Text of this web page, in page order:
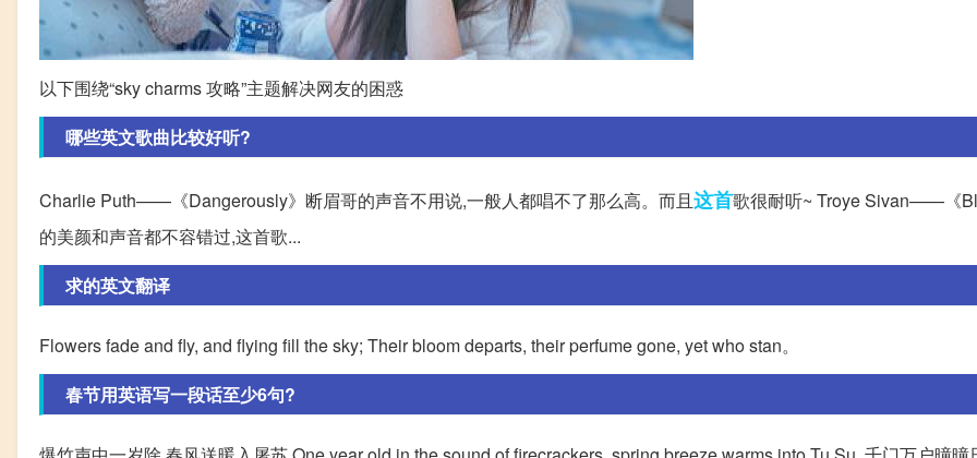
以下围绕“sky charms 攻略”主题解决网友的困惑
哪些英文歌曲比较好听?
Charlie Puth——《Dangerously》断眉哥的声音不用说,一般人都唱不了那么高。而且这首歌很耐听~ Troye Sivan——《
的美颜和声音都不容错过,这首歌...
求的英文翻译
Flowers fade and fly, and flying fill the sky; Their bloom departs, their perfume gone, yet who stan。
春节用英语写一段话至少6句?